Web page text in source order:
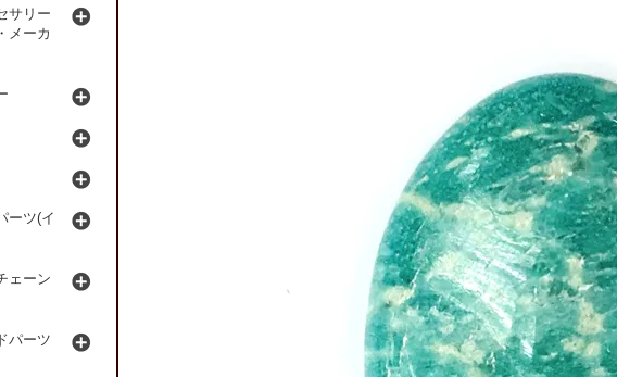
サリー
メーカ
ーツ(イ
ェーン
パーツ